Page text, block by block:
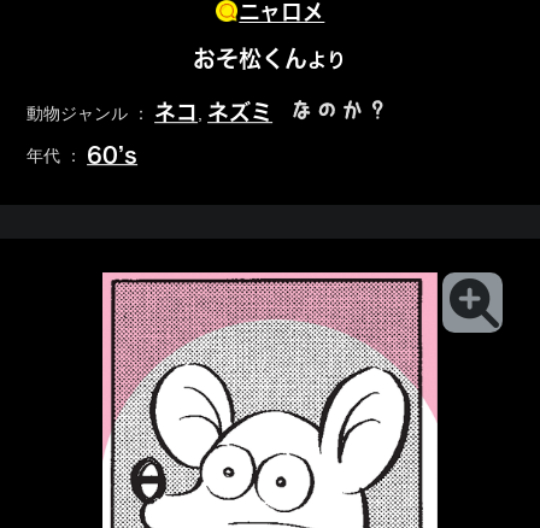
ニャロメ
おそ松くんより
動物ジャンル ： ネコ ネズミ なのか？
年代 ： 60’s